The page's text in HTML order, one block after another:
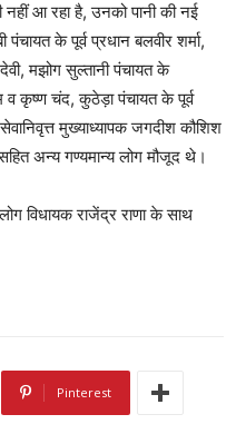
आ रहा है, उनको पानी की नई
पंचायत के पूर्व प्रधान बलवीर शर्मा,
मझोग सुल्तानी पंचायत के
व कृष्ण चंद, कुठेड़ा पंचायत के पूर्व
मुख्याध्यापक जगदीश कौशिश
अन्य गण्यमान्य लोग मौजूद थे।
विधायक राजेंद्र राणा के साथ
Pinterest